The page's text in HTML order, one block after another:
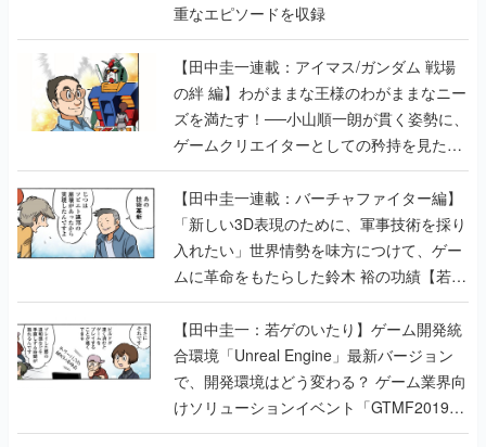
重なエピソードを収録
【田中圭一連載：アイマス/ガンダム 戦場
の絆 編】わがままな王様のわがままなニー
ズを満たす！──小山順一朗が貫く姿勢に、
ゲームクリエイターとしての矜持を見た
【若ゲのいたり最終回】
【田中圭一連載：バーチャファイター編】
「新しい3D表現のために、軍事技術を採り
入れたい」世界情勢を味方につけて、ゲー
ムに革命をもたらした鈴木 裕の功績【若ゲ
のいたり】
【田中圭一：若ゲのいたり】ゲーム開発統
合環境「Unreal Engine」最新バージョン
で、開発環境はどう変わる？ ゲーム業界向
けソリューションイベント「GTMF2019」
に行って、より理解を深めよう【PR】